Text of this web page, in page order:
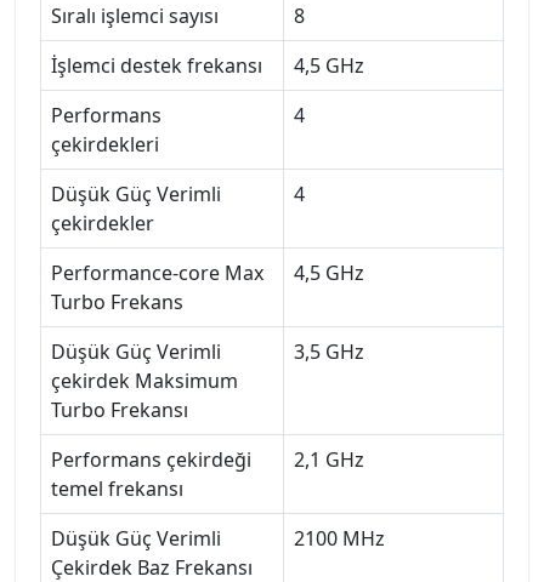
Sıralı işlemci sayısı
8
İşlemci destek frekansı
4,5 GHz
Performans
çekirdekleri
4
Düşük Güç Verimli
çekirdekler
4
Performance-core Max
Turbo Frekans
4,5 GHz
Düşük Güç Verimli
çekirdek Maksimum
Turbo Frekansı
3,5 GHz
Performans çekirdeği
temel frekansı
2,1 GHz
Düşük Güç Verimli
Çekirdek Baz Frekansı
2100 MHz